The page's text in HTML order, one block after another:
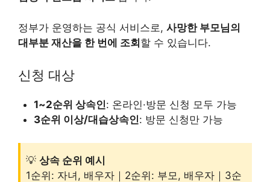
정부가 운영하는 공식 서비스로, 사망한 부모님의
대부분 재산을 한 번에 조회할 수 있습니다.
신청 대상
1~2순위 상속인: 온라인·방문 신청 모두 가능
3순위 이상/대습상속인: 방문 신청만 가능
💡 상속 순위 예시
1순위: 자녀, 배우자｜2순위: 부모, 배우자｜3순